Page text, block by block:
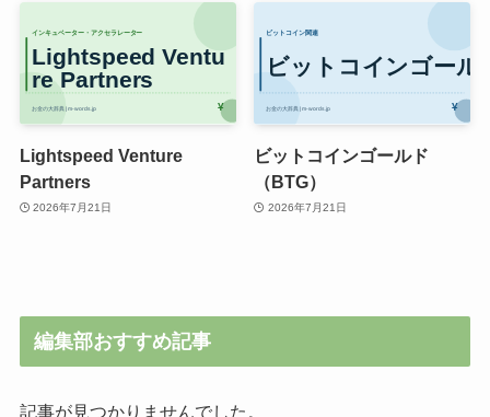
Lightspeed Venture
Partners
2026年7月21日
ビットコインゴールド
（BTG）
2026年7月21日
編集部おすすめ記事
記事が見つかりませんでした。